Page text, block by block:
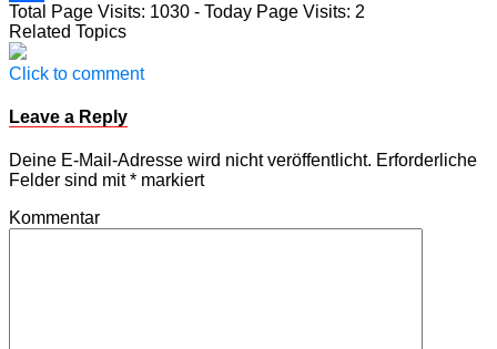
Teilen
Total Page Visits: 1030 - Today Page Visits: 2
Related Topics
Click to comment
Leave a Reply
Deine E-Mail-Adresse wird nicht veröffentlicht. Erforderliche
Felder sind mit* markiert
Kommentar